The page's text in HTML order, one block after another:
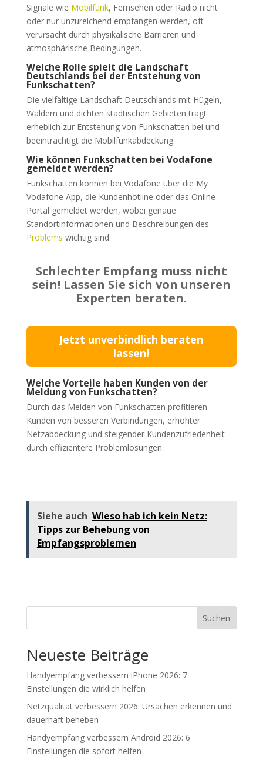
Signale wie Mobilfunk, Fernsehen oder Radio nicht
oder nur unzureichend empfangen werden, oft
verursacht durch physikalische Barrieren und
atmosphärische Bedingungen.
Welche Rolle spielt die Landschaft
Deutschlands bei der Entstehung von
Funkschatten?
Die vielfältige Landschaft Deutschlands mit Hügeln,
Wäldern und dichten städtischen Gebieten trägt
erheblich zur Entstehung von Funkschatten bei und
beeinträchtigt die Mobilfunkabdeckung.
Wie können Funkschatten bei Vodafone
gemeldet werden?
Funkschatten können bei Vodafone über die My
Vodafone App, die Kundenhotline oder das Online-
Portal gemeldet werden, wobei genaue
Standortinformationen und Beschreibungen des
Problems wichtig sind.
Schlechter Empfang muss nicht
sein! Lassen Sie sich von unseren
Experten beraten.
Jetzt unverbindlich beraten
lassen!
Welche Vorteile haben Kunden von der
Meldung von Funkschatten?
Durch das Melden von Funkschatten profitieren
Kunden von besseren Verbindungen, erhöhter
Netzabdeckung und steigender Kundenzufriedenheit
durch effizientere Problemlösungen.
Siehe auch Wieso hab ich kein Netz:
Tipps zur Behebung von
Empfangsproblemen
Suchen
Neueste Beiträge
Handyempfang verbessern iPhone 2026: 7
Einstellungen die wirklich helfen
Netzqualität verbessern 2026: Ursachen erkennen und
dauerhaft beheben
Handyempfang verbessern Android 2026: 6
Einstellungen die sofort helfen